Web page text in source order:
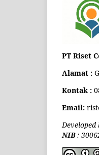
PT Riset
Alamat :
Kontak :
Email:
NIB: